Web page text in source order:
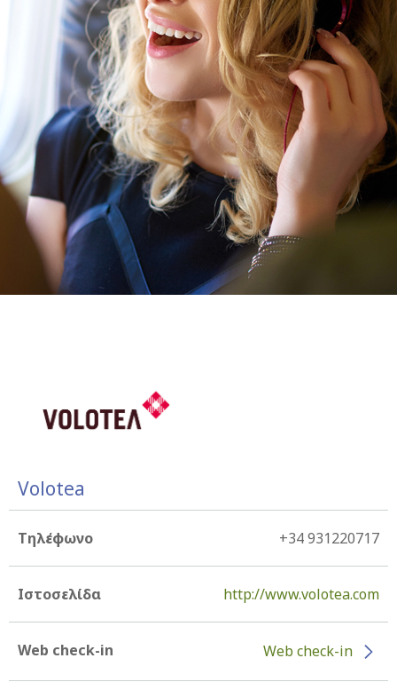
Volotea
Τηλέφωνο +34 931220717
Ιστοσελίδα http://www.volotea.com
Web check-in Web check-in